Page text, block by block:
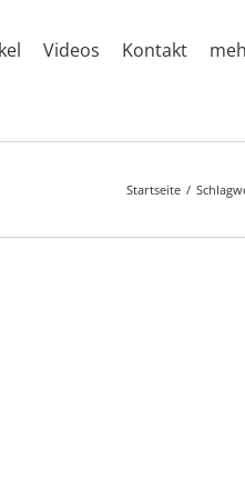
Videos Kontakt
Startseite